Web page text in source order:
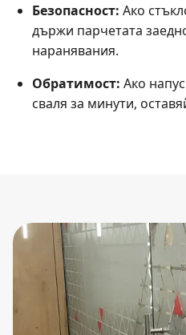
Безопасност: Ако
държи парчетата
наранявания.
Обратимост: Ако
сваля за минути,